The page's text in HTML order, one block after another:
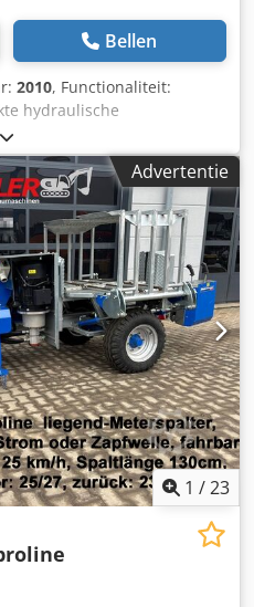
Bellen
2010, Functionaliteit:
hydraulische
en momenteel in
bezichtigd.
Advertentie
1 /23